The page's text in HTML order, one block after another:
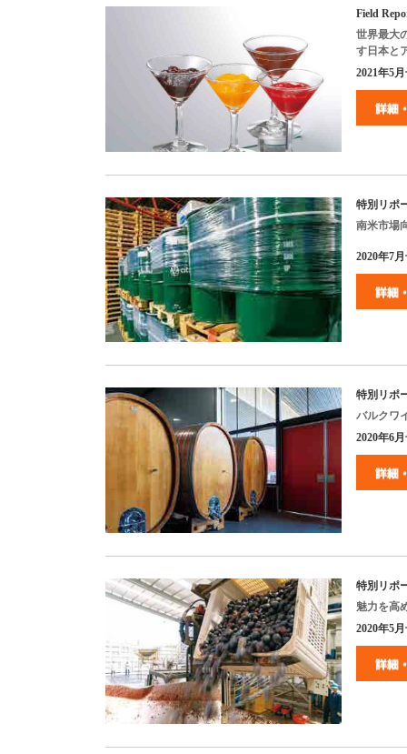
Field
世界最大
す日本と
2021年5
特別リポ
南米市場
2020年7
特別リポ
バルクワ
2020年6
特別リポ
魅力を高
2020年5